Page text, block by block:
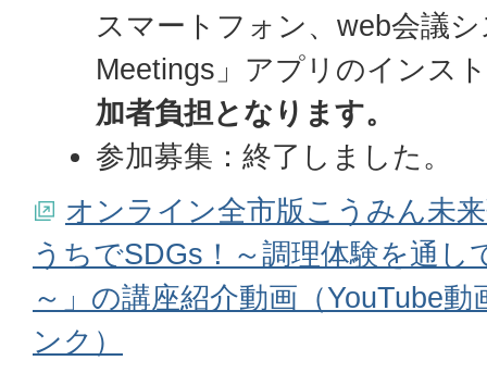
スマートフォン、web会議
Meetings」アプリのインス
加者負担となります。
参加募集：終了しました。
オンライン全市版こうみん未
うちでSDGs！～調理体験を通し
～」の講座紹介動画（YouTube
ンク）